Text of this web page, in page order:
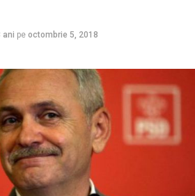
ani pe octombrie 5, 2018